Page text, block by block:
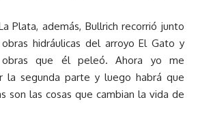
Plata, además, Bullrich recorrió junto
hidráulicas del arroyo El Gato y
obras que él peleó. Ahora yo me
la segunda parte y luego habrá que
son las cosas que cambian la vida de